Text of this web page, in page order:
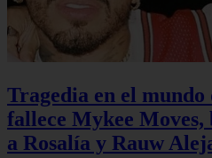
Tragedia en el mundo
fallece Mykee
a Rosalía y Rauw